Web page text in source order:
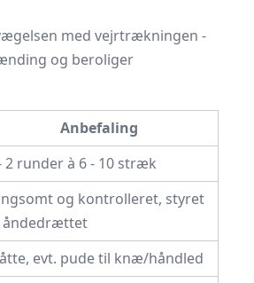
med vejrtrækningen -
og beroliger
Anbefaling
2 runder à 6 - 10 stræk
og kontrolleret, styret
åndedrættet
evt. pude til knæ/håndled